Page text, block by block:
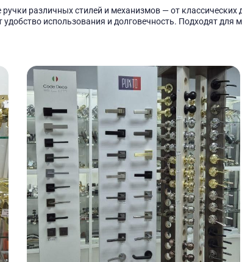
различных стилей и механизмов — от
удобство использования и долговечность. Подходят